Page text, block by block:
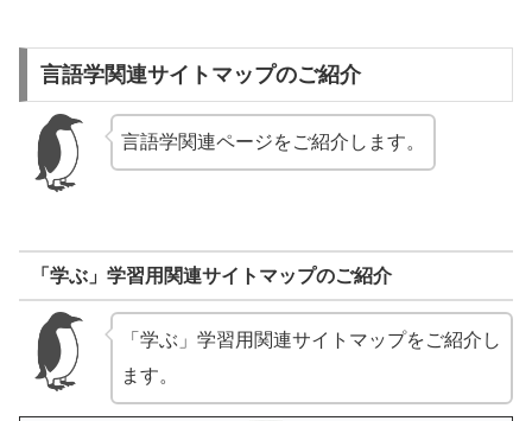
言語学関連サイトマップのご紹介
言語学関連ページをご紹介します。
「学ぶ」学習用関連サイトマップのご紹介
「学ぶ」学習用関連サイトマップをご紹介し
ます。